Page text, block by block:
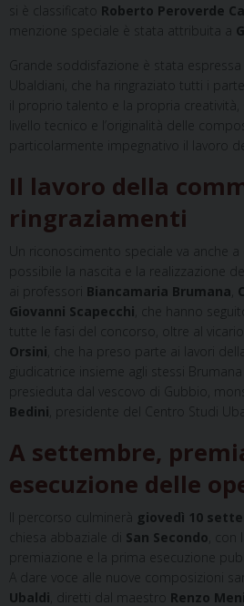
si è classificato Roberto Peroverde
menzione speciale è stata attribuita a
Grande soddisfazione è stata
Ubaldiani, che ha ringraziato tutti i
il proprio talento e la propria creatività,
livello tecnico e l’originalità delle
particolarmente impegnativo il lavoro
Il lavoro della
ringraziamenti
Un riconoscimento speciale va anche a
possibile la nascita e la realizzazione
ai professori Biancamaria Brumana
Giovanni Scapecchi , che hanno
tutte le fasi del concorso, oltre al vicario
Orsini , che ha preso parte ai lavori
giudicatrice insieme agli stessi
presieduta dal vescovo di Gubbio,
Bedini , presidente del Centro Studi
A settembre,
esecuzione delle
Il percorso culminerà giovedì 10
chiesa abbaziale di San Secondo ,
premiazione e la prima esecuzione
A dare voce alle nuove composizioni
Ubaldi , diretti dal maestro Renzo